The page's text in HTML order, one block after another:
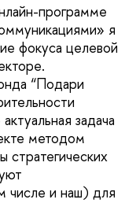
программе
я
фокуса целевой
“Подари
задача
методом
стратегических
числе и наш) для